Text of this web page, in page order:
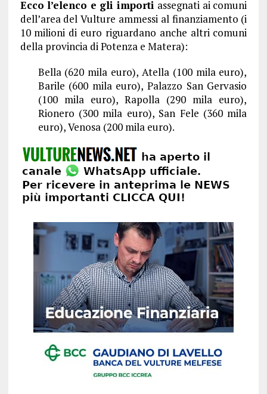
Ecco l’elenco e gli importi assegnati ai comuni
dell’area del Vulture ammessi al finanziamento (i
10 milioni di euro riguardano anche altri comuni
della provincia di Potenza e Matera):
Bella (620 mila euro), Atella (100 mila euro),
Barile (600 mila euro), Palazzo San Gervasio
(100 mila euro), Rapolla (290 mila euro),
Rionero (300 mila euro), San Fele (360 mila
euro), Venosa (200 mila euro).